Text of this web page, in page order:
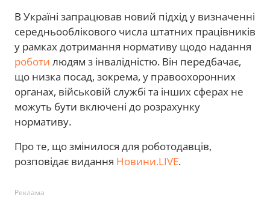
В Україні запрацював новий підхід у визначенні
середньооблікового числа штатних працівників
у рамках дотримання нормативу щодо надання
роботи людям з інвалідністю. Він передбачає,
що низка посад, зокрема, у правоохоронних
органах, військовій службі та інших сферах не
можуть бути включені до розрахунку
нормативу.
Про те, що змінилося для роботодавців,
розповідає видання Новини.LIVE.
Реклама